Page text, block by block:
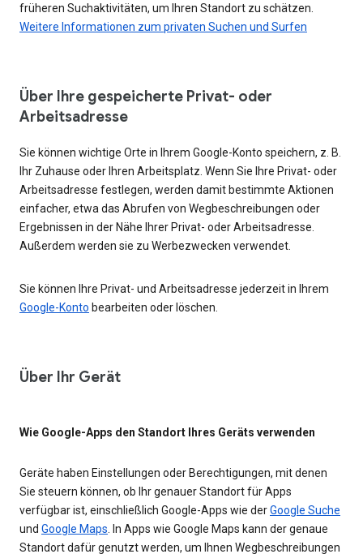
früheren Suchaktivitäten, um Ihren Standort zu schätzen.
Weitere Informationen zum privaten Suchen und Surfen
Über Ihre gespeicherte Privat- oder
Arbeitsadresse
Sie können wichtige Orte in Ihrem Google-Konto speichern, z. B.
Ihr Zuhause oder Ihren Arbeitsplatz. Wenn Sie Ihre Privat- oder
Arbeitsadresse festlegen, werden damit bestimmte Aktionen
einfacher, etwa das Abrufen von Wegbeschreibungen oder
Ergebnissen in der Nähe Ihrer Privat- oder Arbeitsadresse.
Außerdem werden sie zu Werbezwecken verwendet.
Sie können Ihre Privat- und Arbeitsadresse jederzeit in Ihrem
Google-Konto bearbeiten oder löschen.
Über Ihr Gerät
Wie Google-Apps den Standort Ihres Geräts verwenden
Geräte haben Einstellungen oder Berechtigungen, mit denen
Sie steuern können, ob Ihr genauer Standort für Apps
verfügbar ist, einschließlich Google-Apps wie derGoogle Suche
und Google Maps. In Apps wie Google Maps kann der genaue
Standort dafür genutzt werden, um Ihnen Wegbeschreibungen